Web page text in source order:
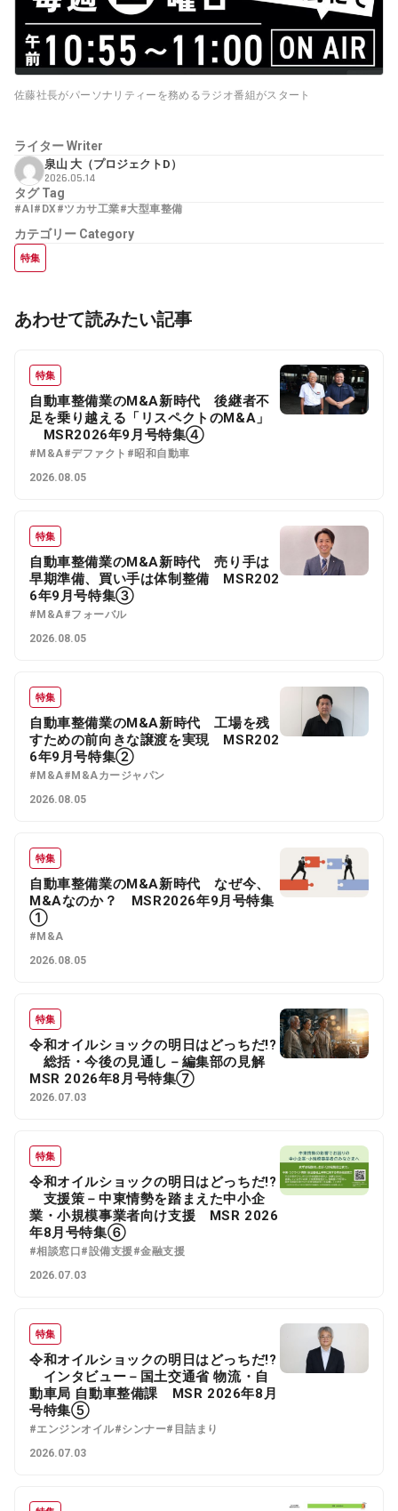
佐藤社長がパーソナリティーを務めるラジオ番組がスタート
ライターWriter
泉山 大（プロジェクトD）
2026.05.14
タグTag
#AI #DX#ツカサ工業#大型車整備
カテゴリー Category
特集
あわせて読みたい記事
特集
自動車整備業のM&A新時代 後継者不
足を乗り越える「リスペクトのM&A」
MSR2026年9月号特集④
#M&A#デファクト #昭和自動車
2026.08.05
特集
自動車整備業のM&A新時代 売り手は
早期準備、買い手は体制整備 MSR202
6年9月号特集③
#M&A#フォーバル
2026.08.05
特集
自動車整備業のM&A新時代 工場を残
すための前向きな譲渡を実現 MSR202
6年9月号特集②
#M&A#M&Aカージャパン
2026.08.05
特集
自動車整備業のM&A新時代 なぜ今、
M&Aなのか？ MSR2026年9月号特集
①
#M&A
2026.08.05
特集
令和オイルショックの明日はどっちだ!?
総括・今後の見通し－編集部の見解
MSR 2026年8月号特集⑦
2026.07.03
特集
令和オイルショックの明日はどっちだ!?
支援策－中東情勢を踏まえた中小企
業・小規模事業者向け支援 MSR 2026
年8月号特集⑥
#相談窓口 #設備支援#金融支援
2026.07.03
特集
令和オイルショックの明日はどっちだ!?
インタビュー－国土交通省 物流・自
動車局 自動車整備課 MSR 2026年8月
号特集⑤
#エンジンオイル#シンナー#目詰まり
2026.07.03